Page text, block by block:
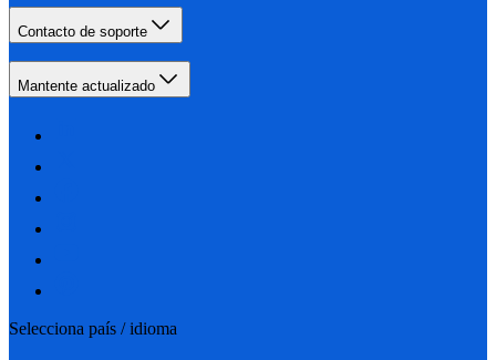
Contacto de soporte
Mantente actualizado
Selecciona país / idioma